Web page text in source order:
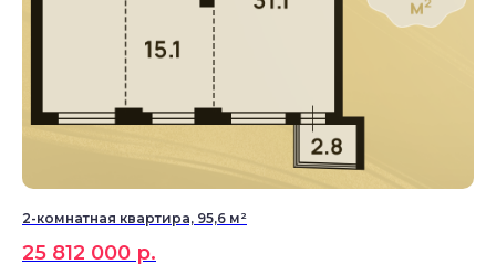
2-комнатная квартира, 95,6 м²
25 812 000 р.